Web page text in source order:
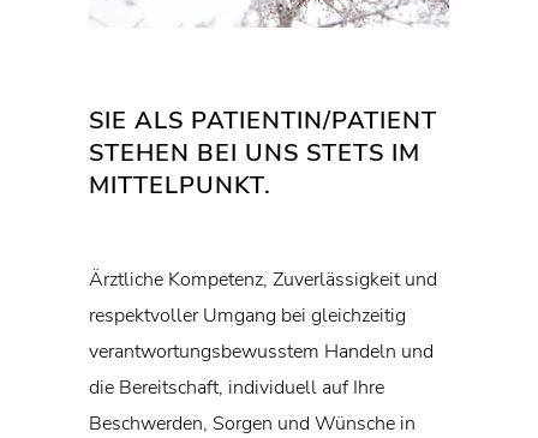
SIE ALS PATIENTIN/PATIENT
STEHEN BEI UNS STETS IM
MITTELPUNKT.
Ärztliche Kompetenz, Zuverlässigkeit und
respektvoller Umgang bei gleichzeitig
verantwortungsbewusstem Handeln und
die Bereitschaft, individuell auf Ihre
Beschwerden, Sorgen und Wünsche in